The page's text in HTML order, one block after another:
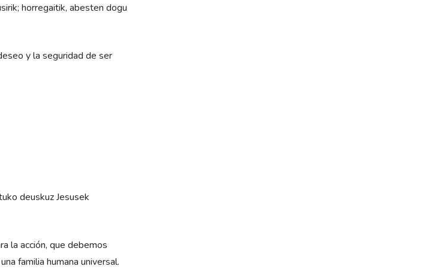
horregaitik, abesten dogu
y la seguridad de ser
deuskuz Jesusek
la acción, que debemos
familia humana universal.